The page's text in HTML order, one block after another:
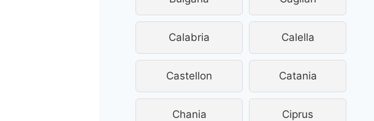
Calabria Calella
Castellon Catania
Chania Ciprus